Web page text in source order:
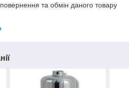
та обмін даного товару